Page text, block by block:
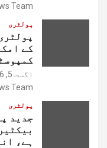
Team
پولٹری
کے
اگست 5, 2026
Team
پولٹری
جدید
ہے،